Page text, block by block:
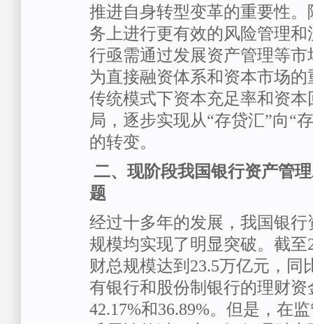
推进自身转型变革的重要性
务上进行更有效的风险管理
行亟需通过发展资产管理等
为直接融资体系和资本市场
传统模式下资本充足率和资
局，逐步实现从“存贷汇”向“
的转变。
二、现阶段我国银行资产管
题
经过十多年的发展，我国银
规模均实现了明显突破。截至
财总规模达到23.5万亿元，同
有银行和股份制银行的理财
42.17%和36.89%。但是，在